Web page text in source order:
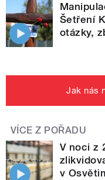
Šetření
otázky,
Jak nás
VÍCE Z POŘADU
V noci z
v